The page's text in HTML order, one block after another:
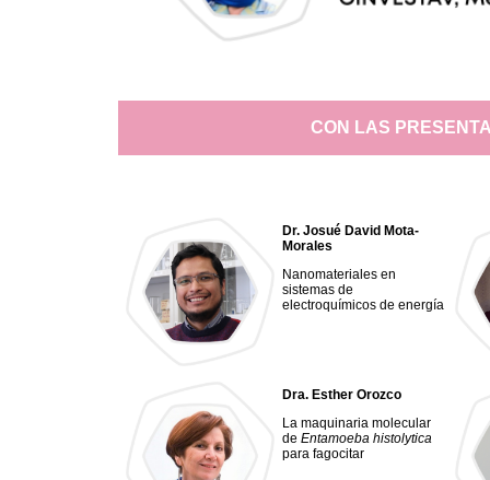
CON LAS
Dr. Josué David Mota-
Morales
Nanomateriales en
sistemas de
electroquímicos de energía
Dra. Esther Orozco
La maquinaria molecular
deEntamoeba histolytica
para fagocitar